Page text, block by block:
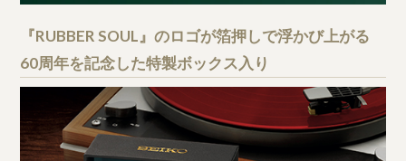
『RUBBER SOUL』のロゴが箔押しで浮かび上がる
60周年を記念した特製ボックス入り